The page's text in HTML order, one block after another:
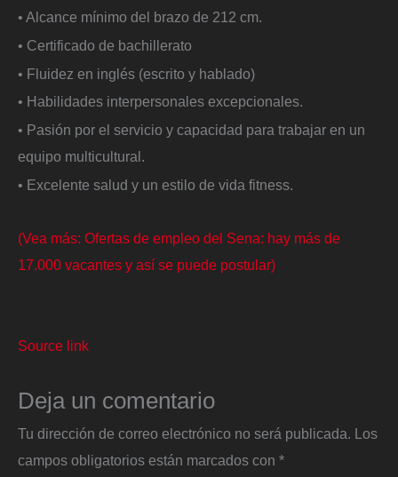
• Alcance mínimo del brazo de 212 cm.
• Certificado de bachillerato
• Fluidez en inglés (escrito y hablado)
• Habilidades interpersonales excepcionales.
• Pasión por el servicio y capacidad para trabajar en un
equipo multicultural.
• Excelente salud y un estilo de vida fitness.
(Vea más: Ofertas de empleo del Sena: hay más de
17.000 vacantes y así se puede postular)
Source link
Deja un comentario
Tu dirección de correo electrónico no será publicada. Los
campos obligatorios están marcados con *